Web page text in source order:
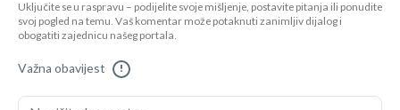
Uključite se u raspravu – podijelite svoje mišljenje, postavite pitanja ili ponudite
svoj pogled na temu. Vaš komentar može potaknuti zanimljiv dijalog i
obogatiti zajednicu našeg portala.
Važna obavijest !